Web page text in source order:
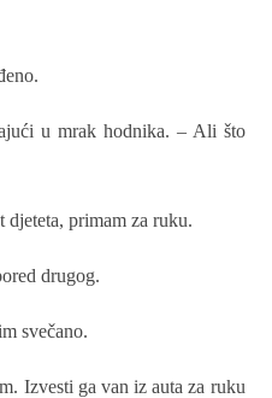
u mrak hodnika. – Ali što
djeteta, primam za ruku.
drugog.
svečano.
Izvesti ga van iz auta za ruku